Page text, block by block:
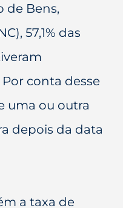
de Bens,
57,1% das
conta desse
uma ou outra
depois da data
a taxa de